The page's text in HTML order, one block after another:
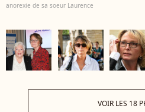
anorexie de sa soeur Laurence
VOIR LES 18